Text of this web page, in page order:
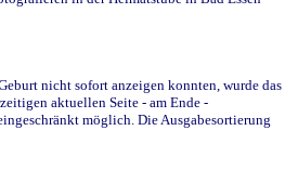
nicht sofort anzeigen konnten, wurde das
aktuellen Seite - am Ende -
möglich. Die Ausgabesortierung